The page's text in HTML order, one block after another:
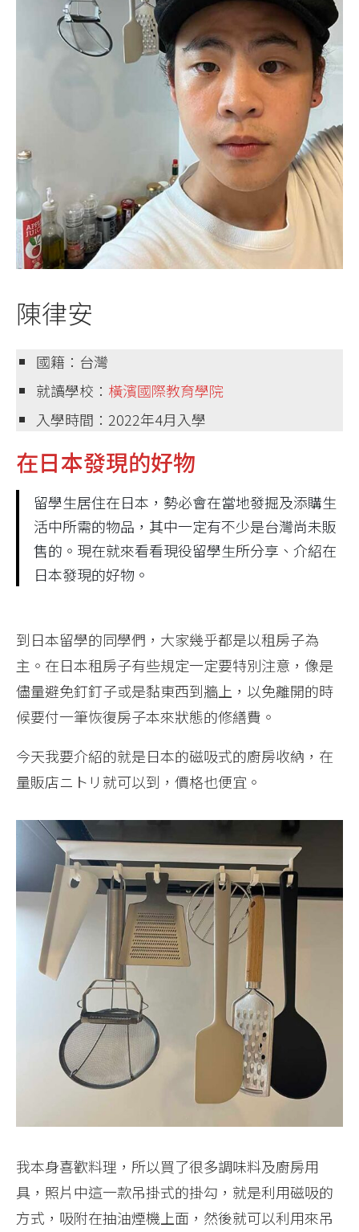
陳律安
國籍：台灣
就讀學校： 橫濱國際教育學院
入學時間：2022年4月入學
在日本發現的好物
留學生居住在日本，勢必會在當地發掘及添購生
活中所需的物品，其中一定有不少是台灣尚未販
售的。現在就來看看現役留學生所分享、介紹在
日本發現的好物。
到日本留學的同學們，大家幾乎都是以租房子為
主。在日本租房子有些規定一定要特別注意，像是
儘量避免釘釘子或是黏東西到牆上，以免離開的時
候要付一筆恢復房子本來狀態的修繕費。
今天我要介紹的就是日本的磁吸式的廚房收納，在
量販店ニトリ就可以到，價格也便宜。
我本身喜歡料理，所以買了很多調味料及廚房用
具，照片中這一款吊掛式的掛勾，就是利用磁吸的
方式，吸附在抽油煙機上面，然後就可以利用來吊